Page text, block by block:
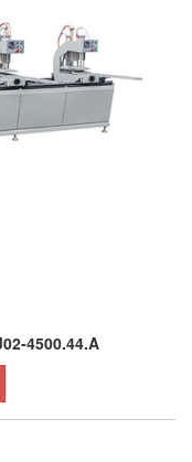
4500.44.A